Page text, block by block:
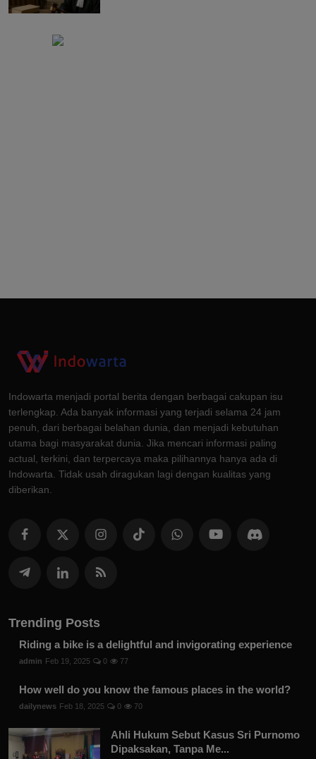
Indowarta menjadi portal berita dengan berbagai cakupan isu
terlengkap. Ada banyak informasi yang terjadi selama 24 jam
penuh, dari berbagai belahan dunia, dan menjadi kebutuhan
utama bagi masyarakat dunia. Jika mencari informasi paling
actual, terkini, dan terpercaya maka pilihannya hanya ada di
Indowarta. Tidak usah diragukan lagi dengan kualitas yang
diberikan.
Trending Posts
Riding a bike is a delightful and invigorating experience
admin Feb 19, 2025 0 77
How well do you know the famous places in the world?
dailynews Feb 18, 2025 0 70
Ahli Hukum Sebut Kasus Sri Purnomo
Dipaksakan, Tanpa Me...